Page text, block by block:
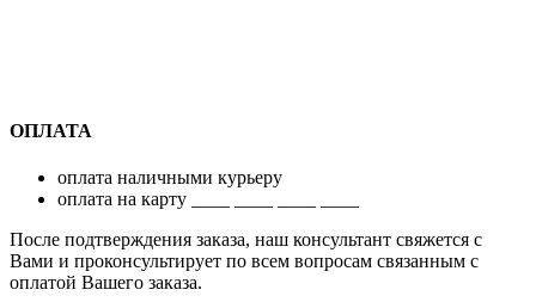
ОПЛАТА
оплата наличными курьеру
оплата на карту ____ ____ ____ ____
После подтверждения заказа, наш консультант свяжется с
Вами и проконсультирует по всем вопросам связанным с
оплатой Вашего заказа.